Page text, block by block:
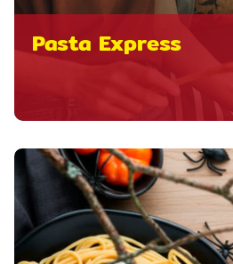
Pasta Express